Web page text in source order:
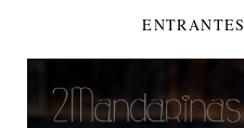
ENTRANTES